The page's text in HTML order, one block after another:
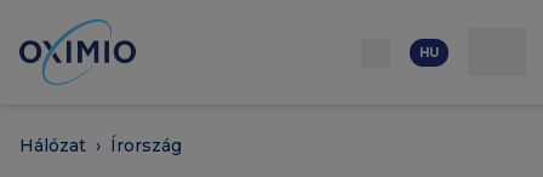
Karrierlehetőségek
HU
Hálózat › Írország